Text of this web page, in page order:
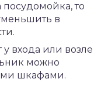
посудомойка, то
в
входа или возле
можно
шкафами.